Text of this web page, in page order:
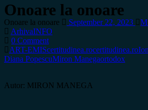
Onoare la onoare
Onoare la onoare September 22, 2023
ArhivaINFO
0 Comment
ART-EMIScertitudinea.rocertitudinea.ro
Diana PopescuMiron Manegaortodox
Autor: MIRON MANEGA